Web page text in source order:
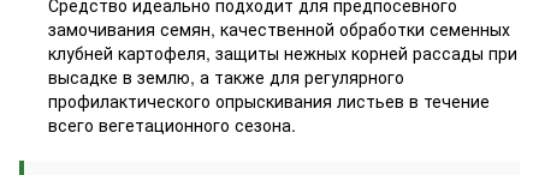
замочивания семян, качественной обработки семенных
клубней картофеля, защиты нежных корней рассады при
высадке в землю, а также для регулярного
профилактического опрыскивания листьев в течение
всего вегетационного сезона.